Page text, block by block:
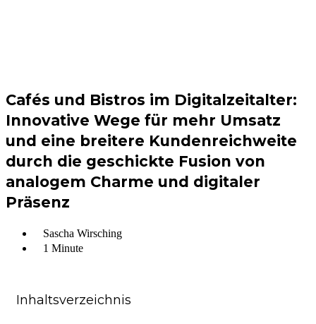
Cafés und Bistros im Digitalzeitalter:
Innovative Wege für mehr Umsatz
und eine breitere Kundenreichweite
durch die geschickte Fusion von
analogem Charme und digitaler
Präsenz
Sascha Wirsching
1 Minute
Inhaltsverzeichnis